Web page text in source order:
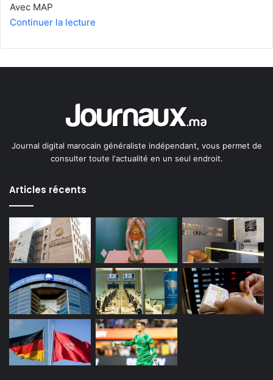
Avec MAP
Continuer la lecture
Journal digital marocain généraliste indépendant, vous permet de
consulter toute l'actualité en un seul endroit.
Articles récents